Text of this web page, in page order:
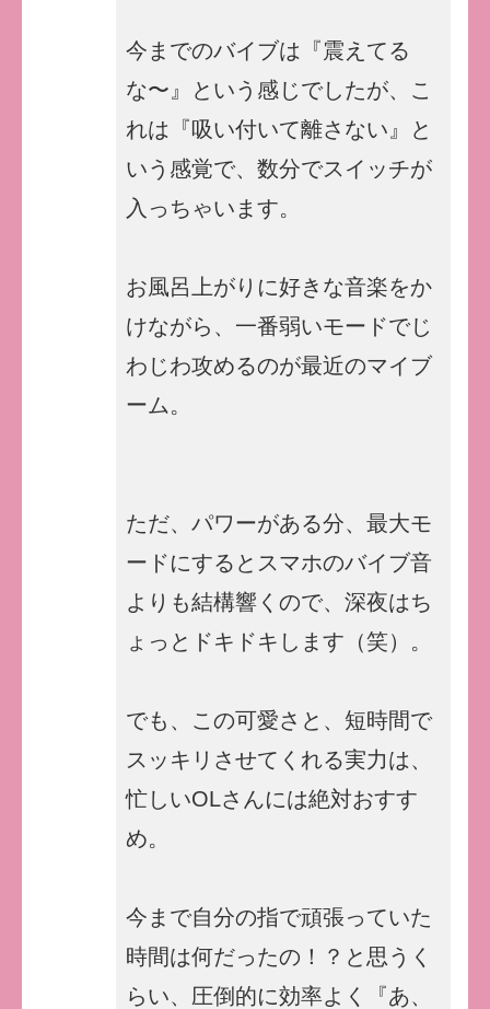
今までのバイブは『震えてる
な〜』という感じでしたが、こ
れは『吸い付いて離さない』と
いう感覚で、数分でスイッチが
入っちゃいます。
お風呂上がりに好きな音楽をか
けながら、一番弱いモードでじ
わじわ攻めるのが最近のマイブ
ーム。
ただ、パワーがある分、最大モ
ードにするとスマホのバイブ音
よりも結構響くので、深夜はち
ょっとドキドキします（笑）。
でも、この可愛さと、短時間で
スッキリさせてくれる実力は、
忙しいOLさんには絶対おすす
め。
今まで自分の指で頑張っていた
時間は何だったの！？と思うく
らい、圧倒的に効率よく『あ、